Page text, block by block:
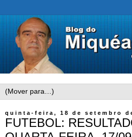
quinta-feira, 18 de setembro
FUTEBOL: